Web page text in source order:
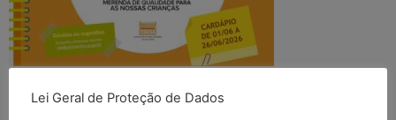
Deixe um comentário
Lei Geral de Proteção de Dados